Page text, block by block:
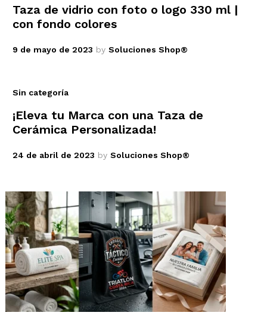
Taza de vidrio con foto o logo 330 ml |
con fondo colores
9 de mayo de 2023 by Soluciones Shop®
Sin categoría
¡Eleva tu Marca con una Taza de
Cerámica Personalizada!
24 de abril de 2023 by Soluciones Shop®